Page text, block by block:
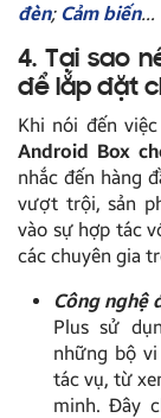
đèn; Cảm biến…
4. Tại sao
để lắp đặt
Khi nói đến
Android Box
nhắc đến hàng
vượt trội, sản
vào sự hợp tác
các chuyên gia
Công nghệ
Plus sử
những bộ
tác vụ, từ
minh. Đây